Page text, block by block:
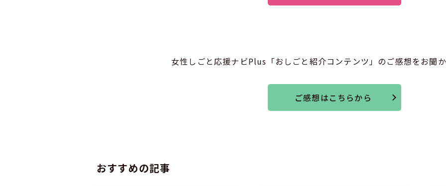
女性しごと応援ナビPlus「おしごと紹介コンテンツ」のご感想をお聞か
ご感想はこちらから
おすすめの記事